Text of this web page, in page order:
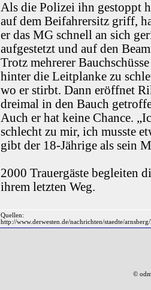
Als die Polizei ihn gestoppt
auf dem Beifahrersitz griff,
er das MG schnell an sich
aufgestetzt und auf den
Trotz mehrerer
hinter die Leitplanke zu
wo er stirbt. Dann eröffnet
dreimal in den Bauch
Auch er hat keine Chance.
schlecht zu mir, ich musste
gibt der 18-Jährige als sein
2000 Trauergäste begleiten
ihrem letzten Weg.
Quellen:
http://www.derwesten.de/nachrichten/staedte/
©